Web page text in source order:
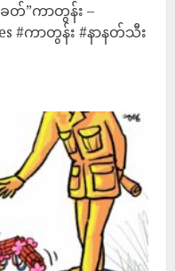
”ကာတွန်း –
#ကာတွန်း #နာနတ်သီး